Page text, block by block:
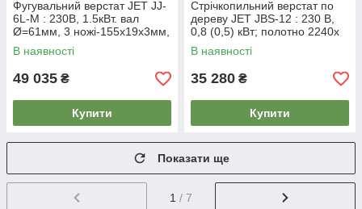
Фугувальний верстат JET JJ-
6L-M : 230В, 1.5кВт. вал
Ø=61мм, 3 ножі-155х19х3мм,
(2 М)
В наявності
49 035 ₴
Купити
Стрічкопильний верстат по
дереву JET JBS-12 : 230 В,
0,8 (0,5) кВт; полотно 2240х
6-15 мм
В наявності
35 280 ₴
Купити
Показати ще
1 / 7